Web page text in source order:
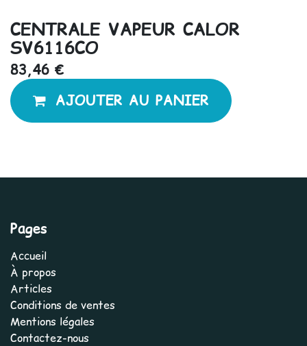
CENTRALE VAPEUR CALOR
SV6116CO
83,46 €
AJOUTER AU PANIER
Pages
Accueil
À propos
Articles
Conditions de ventes
Mentions légales
Contactez-nous